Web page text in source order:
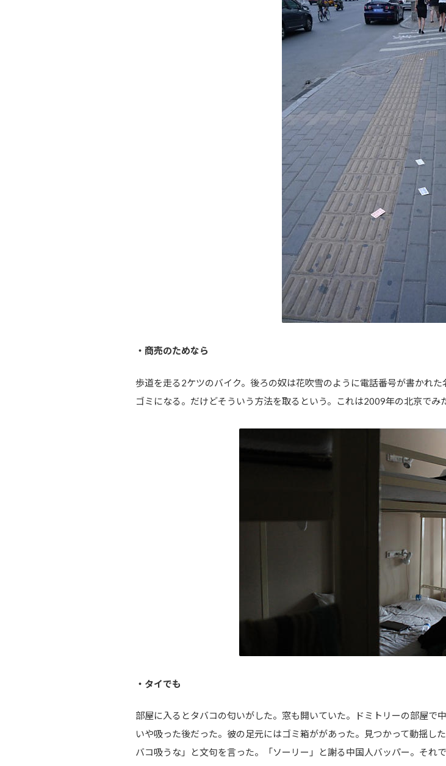
・商売のためなら
歩道を走る2ケツのバイク。後ろの奴は花吹雪のように電話番号が書かれ
ゴミになる。だけどそういう方法を取るという。これは2009年の北京でみ
・タイでも
部屋に入るとタバコの匂いがした。窓も開いていた。ドミトリーの部屋で
いや吸った後だった。彼の足元にはゴミ箱ががあった。見つかって動揺し
バコ吸うな」と文句を言った。「ソーリー」と謝る中国人バッパー。それ